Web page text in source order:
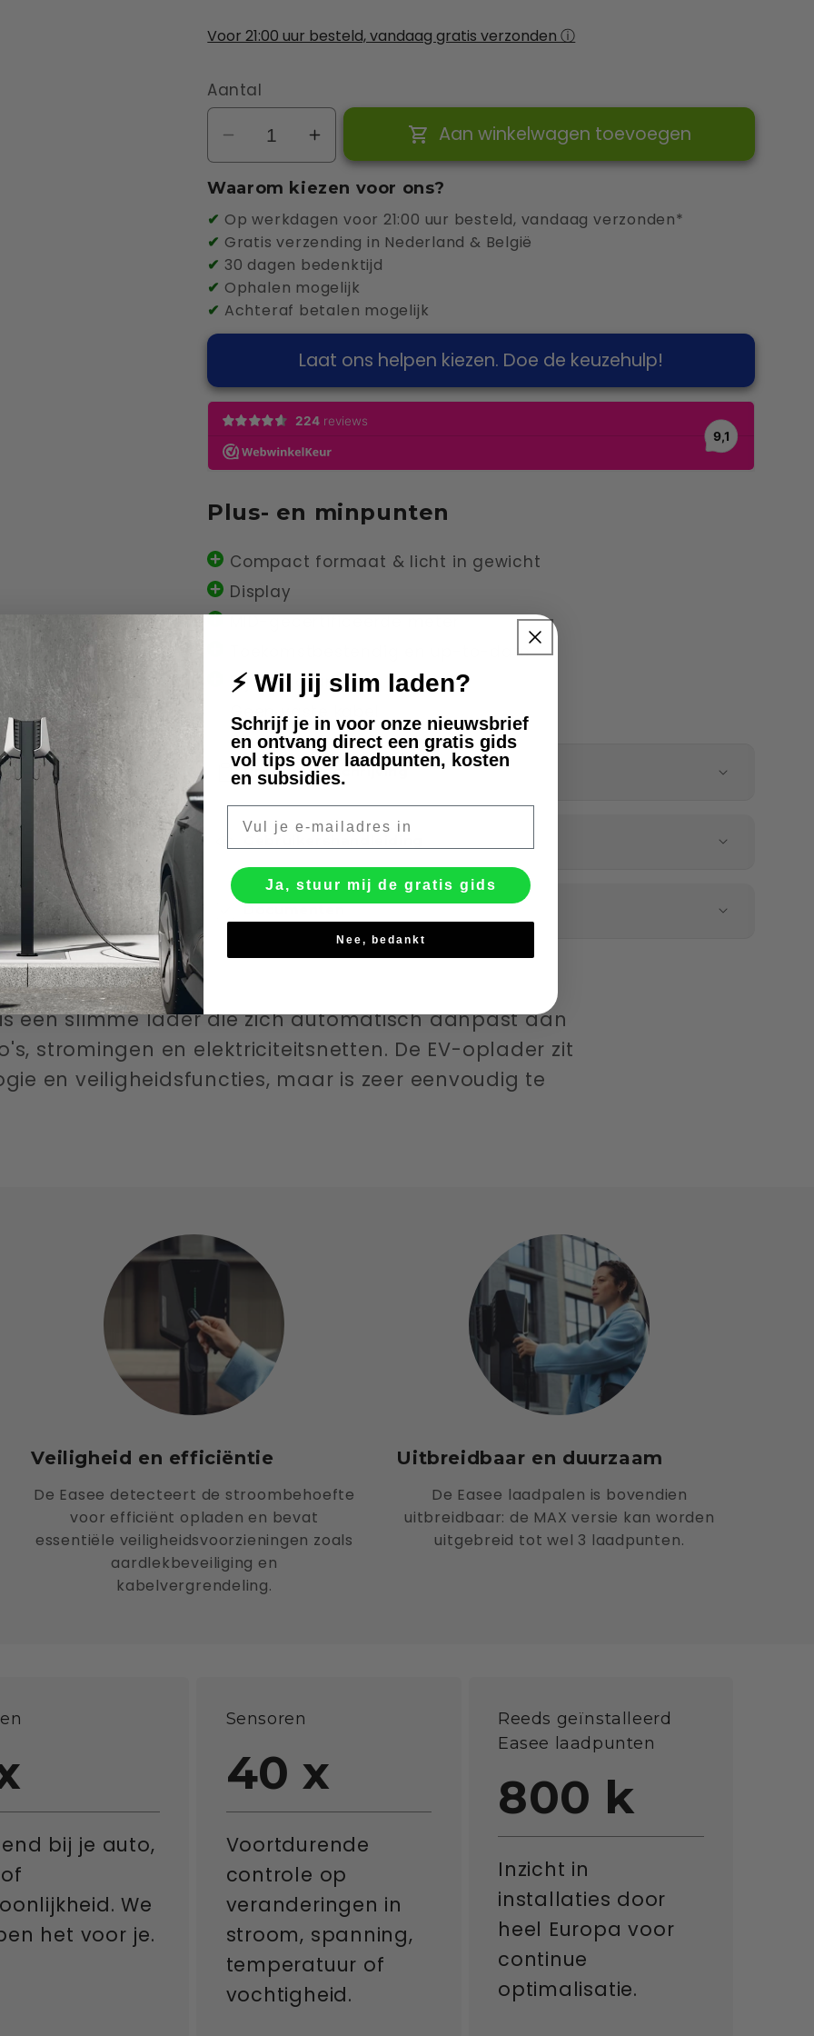
Voor 21:00 uur besteld, vandaag gratis verzonden ⓘ
Aantal
Aantal
verlagen
voor
Easee
Charge
Pro
22kW
MID
Aantal
verhogen
voor
Easee
Charge
Pro
22kW
MID
Aan winkelwagen toevoegen
Waarom kiezen voor ons?
✔ Op werkdagen voor 21:00 uur besteld, vandaag verzonden*
✔ Gratis verzending in Nederland & België
✔ 30 dagen bedenktijd
✔ Ophalen mogelijk
✔ Achteraf betalen mogelijk
Laat ons helpen kiezen. Doe de keuzehulp!
Plus- en minpunten
Compact formaat & licht in gewicht
Display
MID-gecertificeerde meter
Toekomstbestendig en up-to-date
5 jaar garantie
Geen vaste kabel
Productomschrijving
een slimme lader die zich automatisch aanpast aan
stromingen en elektriciteitsnetten. De EV-oplader zit
en veiligheidsfuncties, maar is zeer eenvoudig te
Veiligheid en efficiëntie
De Easee detecteert de stroombehoefte
voor efficiënt opladen en bevat
essentiële veiligheidsvoorzieningen zoals
aardlekbeveiliging en
kabelvergrendeling.
Uitbreidbaar en duurzaam
De Easee laadpalen is bovendien
uitbreidbaar: de MAX versie kan worden
uitgebreid tot wel 3 laadpunten.
bij je auto,
We
het voor je.
Sensoren
40x
Voortdurende
controle op
veranderingen in
stroom, spanning,
temperatuur of
vochtigheid.
Reeds geïnstalleerd
Easee laadpunten
800 k
Inzicht in
installaties door
heel Europa voor
continue
optimalisatie.
⚡ Wil jij slim laden?
Schrijf je in voor onze nieuwsbrief
en ontvang direct een gratis gids
vol tips over laadpunten, kosten
en subsidies.
Ja, stuur mij de gratis gids
Nee, bedankt